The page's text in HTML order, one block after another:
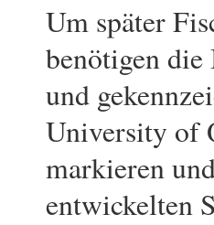
Um später
benötigen
und
University of
markieren
entwickelten